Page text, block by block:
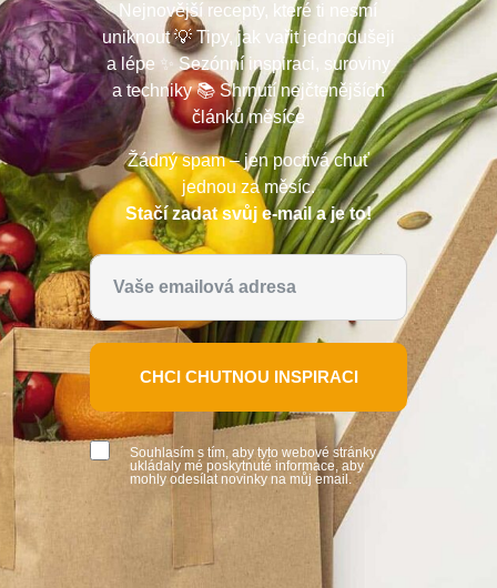
Nejnovější recepty, které ti nesmí
uniknout 💡 Tipy, jak vařit jednodušeji
a lépe ✨ Sezónní inspiraci, suroviny
a techniky 📚 Shrnutí nejčtenějších
článků měsíce
Žádný spam – jen poctivá chuť
jednou za měsíc.
Stačí zadat svůj e-mail a je to!
CHCI CHUTNOU INSPIRACI
Souhlasím s tím, aby tyto webové stránky
ukládaly mé poskytnuté informace, aby
mohly odesílat novinky na můj email.